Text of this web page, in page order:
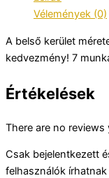
Vélemények (0)
A belső kerület
kedvezmény! 7
Értékelések
There are no reviews
Csak bejelentkezett
felhasználók